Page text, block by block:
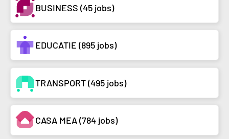
BUSINESS (45 jobs)
EDUCATIE (895 jobs)
TRANSPORT (495 jobs)
CASA MEA (784 jobs)